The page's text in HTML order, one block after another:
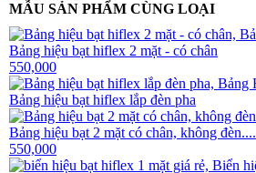
MẪU SẢN PHẨM CÙNG LOẠI
Bảng hiệu bạt hiflex 2 mặt - có chân
550,000
Bảng hiệu bạt hiflex lắp đèn pha
Bảng hiệu bạt 2 mặt có chân, không đèn....
550,000